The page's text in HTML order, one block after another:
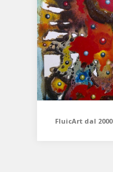
FluicArt dal 2000